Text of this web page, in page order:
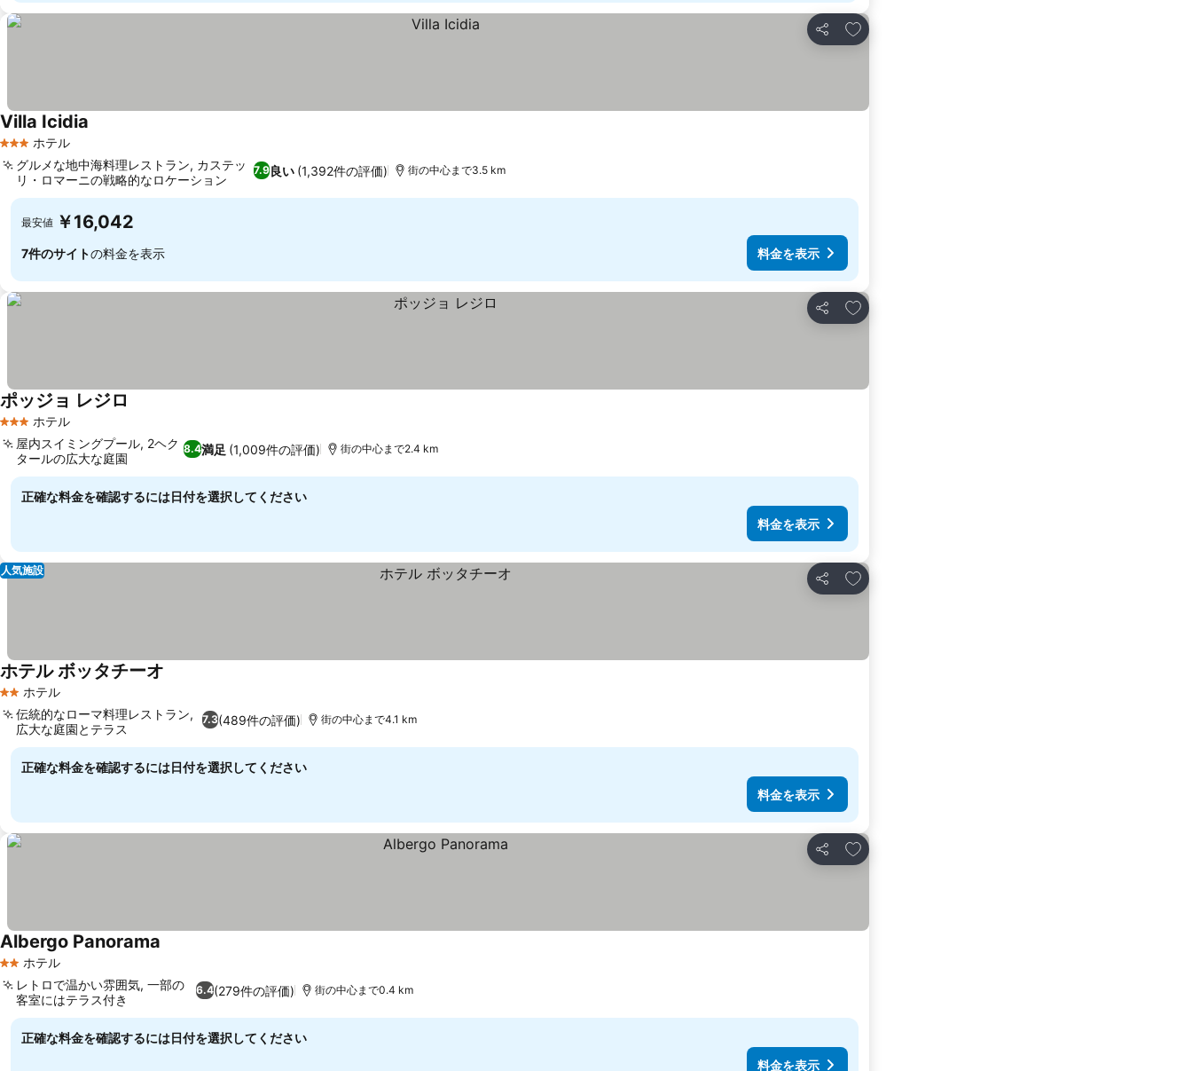
シェア
お気に入りに追加
3 ホテルのランク
ホテル
Villa Icidia
7.9良い (1,392件の評価)
グルメな地中海料理レストラン, カステッ
リ・ロマーニの戦略的なロケーション
街の中心まで3.5 km
最安値 ￥16,042
7件のサイトの料金を表示 料金を表示
シェア
お気に入りに追加
3 ホテルのランク
ホテル
ポッジョ レジロ
8.4満足 (1,009件の評価)
屋内スイミングプール, 2ヘク
タールの広大な庭園
街の中心まで2.4 km
正確な料金を確認するには日付を選択してください
料金を表示
シェア
お気に入りに追加
人気施設
2 ホテルのランク
ホテル
ホテル ボッタチーオ
7.3(489件の評価)
伝統的なローマ料理レストラン,
広大な庭園とテラス
街の中心まで4.1 km
正確な料金を確認するには日付を選択してください
料金を表示
シェア
お気に入りに追加
2 ホテルのランク
ホテル
Albergo Panorama
6.4(279件の評価)
レトロで温かい雰囲気, 一部の
客室にはテラス付き
街の中心まで0.4 km
正確な料金を確認するには日付を選択してください
料金を表示